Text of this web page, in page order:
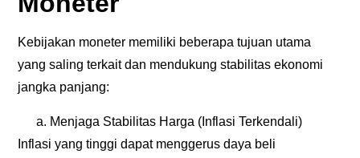
Kebijakan moneter memiliki beberapa tujuan utama
yang saling terkait dan mendukung stabilitas ekonomi
jangka panjang:
Menjaga Stabilitas Harga (Inflasi Terkendali)
Inflasi yang tinggi dapat menggerus daya beli